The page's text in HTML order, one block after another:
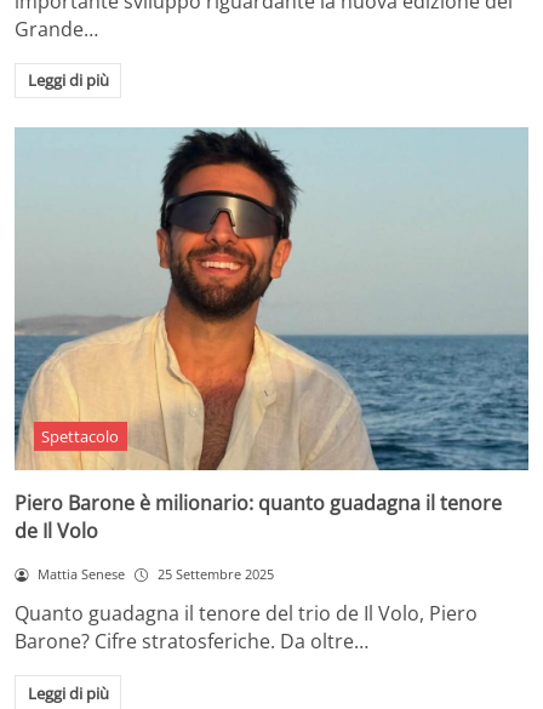
Grande…
Leggi di più
Spettacolo
Piero Barone è milionario: quanto guadagna il tenore
de Il Volo
Mattia Senese 25 Settembre 2025
Quanto guadagna il tenore del trio de Il Volo, Piero
Barone? Cifre stratosferiche. Da oltre…
Leggi di più